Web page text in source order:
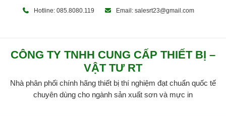
Hotline: 085.8080.119 Email: salesrt23@gmail.com
CÔNG TY TNHH CUNG CẤP THIẾT BỊ –
VẬT TƯ RT
Nhà phân phối chính hãng thiết bị thí nghiệm đạt chuẩn quốc tế
chuyên dùng cho ngành sản xuất sơn và mực in